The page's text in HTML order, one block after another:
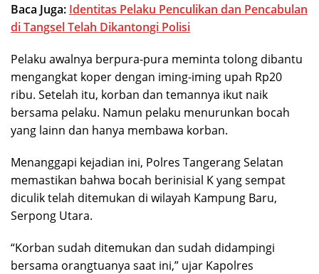
Baca Juga: Identitas Pelaku Penculikan dan Pencabulan
di Tangsel Telah Dikantongi Polisi
Pelaku awalnya berpura-pura meminta tolong dibantu
mengangkat koper dengan iming-iming upah Rp20
ribu. Setelah itu, korban dan temannya ikut naik
bersama pelaku. Namun pelaku menurunkan bocah
yang lainn dan hanya membawa korban.
Menanggapi kejadian ini, Polres Tangerang Selatan
memastikan bahwa bocah berinisial K yang sempat
diculik telah ditemukan di wilayah Kampung Baru,
Serpong Utara.
“Korban sudah ditemukan dan sudah didampingi
bersama orangtuanya saat ini,” ujar Kapolres